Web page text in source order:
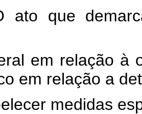
que
em relação à
em relação a
medidas